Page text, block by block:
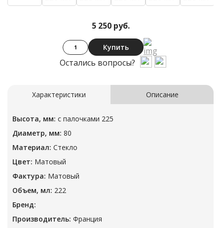
5 250 руб.
Купить
Остались вопросы?
Характеристики Описание
Высота, мм: с палочками 225
Диаметр, мм: 80
Материал: Стекло
Цвет: Матовый
Фактура: Матовый
Объем, мл: 222
Бренд:
Производитель: Франция